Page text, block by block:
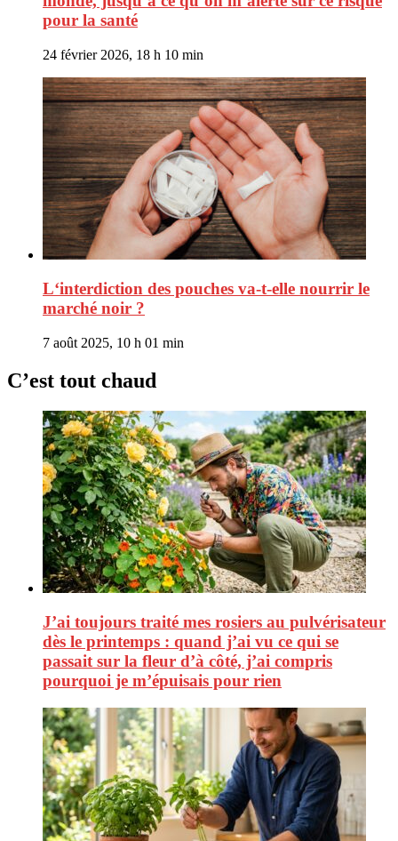
pour la santé
24 février 2026, 18 h 10 min
L‘interdiction des pouches va-t-elle nourrir le
marché noir ?
7 août 2025, 10 h 01 min
C’est tout chaud
J’ai toujours traité mes rosiers au pulvérisateur
dès le printemps : quand j’ai vu ce qui se
passait sur la fleur d’à côté, j’ai compris
pourquoi je m’épuisais pour rien